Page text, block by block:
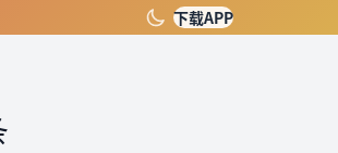
下载APP